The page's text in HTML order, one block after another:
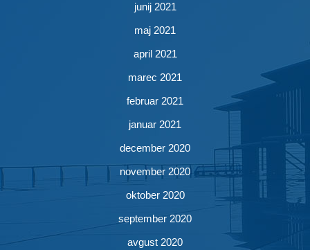
junij 2021
maj 2021
april 2021
marec 2021
februar 2021
januar 2021
december 2020
november 2020
oktober 2020
september 2020
avgust 2020